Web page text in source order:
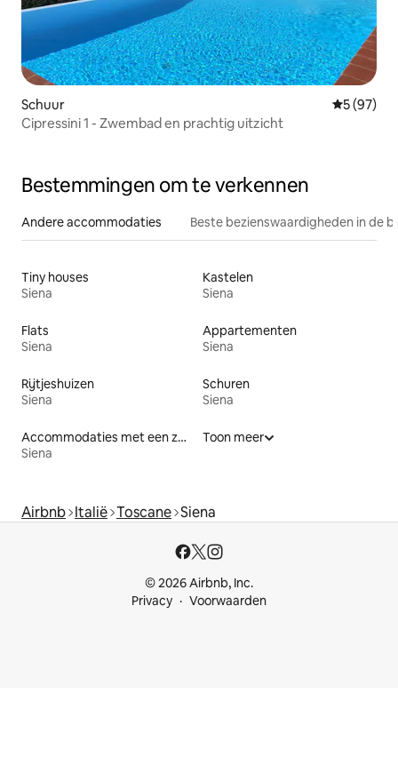
Schuur
5 (97)
Cipressini 1 - Zwembad en prachtig uitzicht
Bestemmingen om te verkennen
Andere accommodaties Beste bezienswaardigheden in de
Tiny houses
Siena
Kastelen
Siena
Flats
Siena
Appartementen
Siena
Rijtjeshuizen
Siena
Schuren
Siena
Accommodaties met een zwembad
Siena
Toon meer
Airbnb Italië Toscane Siena
© 2026 Airbnb, Inc.
Privacy
Voorwaarden